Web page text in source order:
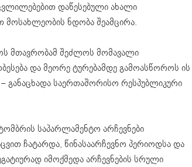
დაწესებული ახალი
მოსახლეობის ნდობა შეამცირა.
მთავრობამ შეძლოს მომავალი
და მეორეტურებამდეგამოასწოროს ის
განაცხადა საერთაშორისო რესპუბლიკური
საპარლამენტო არჩევნები
ჩატარდა, წინასაარჩევნო პერიოდსა და
იმოქმედა არჩევნების სრული